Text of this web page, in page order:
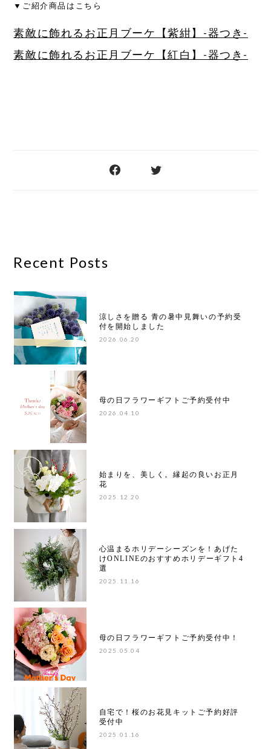
▼ご紹介商品はこちら
素敵に飾れるお正月ブーケ【紫紺】-器つき-
素敵に飾れるお正月ブーケ【紅白】-器つき-
Recent Posts
涼しさを贈る 青の暑中見舞いの予約受
付を開始しました
2026.06.20
母の日フラワーギフトご予約受付中
2026.04.10
始まりを、美しく。縁起の良いお正月
花
2025.12.20
心温まるホリデーシーズンを！あげた
けONLINEのおすすめホリデーギフト4
選
2025.11.16
母の日フラワーギフトご予約受付中！
2025.05.04
自宅で！桜のお花見キットご予約好評
受付中
2025.01.16